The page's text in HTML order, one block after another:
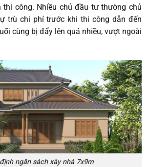
thi công. Nhiều chủ đầu tư thường chủ
trù chi phí trước khi thi công dẫn đến
cùng bị đẩy lên quá nhiều, vượt ngoài
ngân sách xây nhà 7x9m